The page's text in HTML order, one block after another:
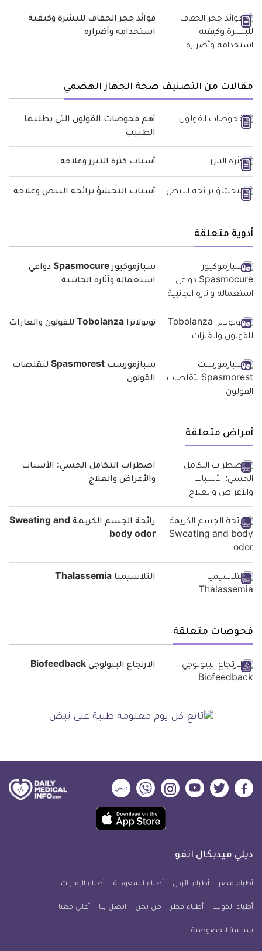
فوائد حجر الخفاف للبشرة وكيفية
استخدامه وأضراره
مقالات من التصنيف صحة الجهاز الهضمي
أهم فحوصات القولون التي يطلبها
الطبيب
أسباب كثرة التبرز وعلاجه
أسباب التجشؤ برائحة البيض وعلاجه
أدوية متعلقة
سبازموكيور Spasmocure دواعي
استعماله وآثاره الجانبية
توبولانزا Tobolanza للقولون والغازات
سبازمورست Spasmorest لتقلصات
القولون
أمراض متعلقة
اضطراب التكامل الحسي: الأسباب
والأعراض والعلاج
رائحة الجسم الكريهة Sweating and
body odor
الثلاسيميا Thalassemia
فحوصات متعلقة
الارتجاع البيولوجي Biofeedback
ديلي
فيسبوك
ديلي
تويتر
ديلي
ميديكال
يوتيوب
ديلي
ميديكال
انفو
ديلي
ميديكال
انفو
ديلي
ميديكال
انفو
حمل
تطبيق
معلومة
للآيفون
ديلي ميديكال انفو
أطباء مصر أطباء الأردن أطباء السعودية أطباء الإمارات
أطباء الكويت أطباء قطر من نحن اتصل بنا أعلن معنا
سياسة الخصوصية